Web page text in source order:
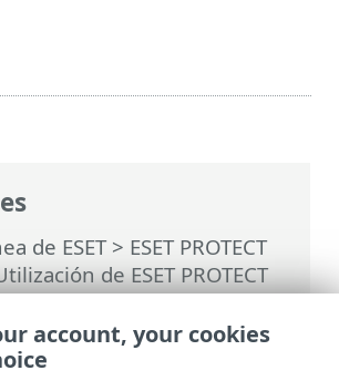
de ESET> ESET PROTECT
de ESET PROTECT
PROTECT On-Prem Menú
>Tareas del cliente>
del software
account, your cookies